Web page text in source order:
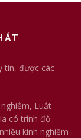
tín, được các
Luật
có trình độ
kinh nghiệm